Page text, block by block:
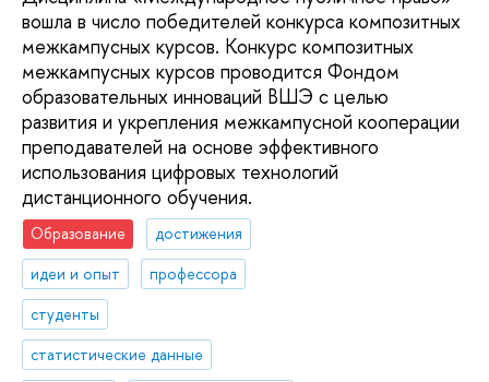
вошла в число победителей конкурса композитных
межкампусных курсов. Конкурс композитных
межкампусных курсов проводится Фондом
образовательных инноваций ВШЭ с целью
развития и укрепления межкампусной кооперации
преподавателей на основе эффективного
использования цифровых технологий
дистанционного обучения.
Образование
достижения
идеи и опыт
профессора
студенты
статистические данные